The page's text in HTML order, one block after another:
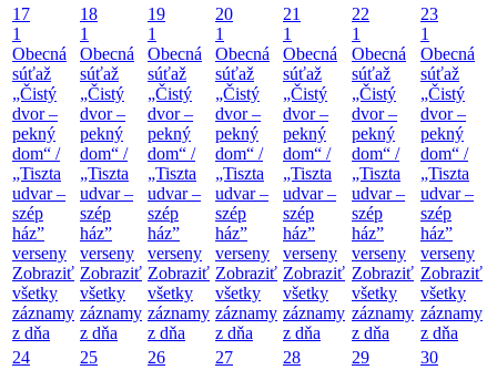
17
1
Obecná
súťaž
„Čistý
dvor –
pekný
dom“ /
„Tiszta
udvar –
szép
ház”
verseny
Zobraziť
všetky
záznamy
z dňa
18
1
Obecná
súťaž
„Čistý
dvor –
pekný
dom“ /
„Tiszta
udvar –
szép
ház”
verseny
Zobraziť
všetky
záznamy
z dňa
19
1
Obecná
súťaž
„Čistý
dvor –
pekný
dom“ /
„Tiszta
udvar –
szép
ház”
verseny
Zobraziť
všetky
záznamy
z dňa
20
1
Obecná
súťaž
„Čistý
dvor –
pekný
dom“ /
„Tiszta
udvar –
szép
ház”
verseny
Zobraziť
všetky
záznamy
z dňa
21
1
Obecná
súťaž
„Čistý
dvor –
pekný
dom“ /
„Tiszta
udvar –
szép
ház”
verseny
Zobraziť
všetky
záznamy
z dňa
22
1
Obecná
súťaž
„Čistý
dvor –
pekný
dom“ /
„Tiszta
udvar –
szép
ház”
verseny
Zobraziť
všetky
záznamy
z dňa
23
1
Obecná
súťaž
„Čistý
dvor –
pekný
dom“ /
„Tiszta
udvar –
szép
ház”
verseny
Zobraziť
všetky
záznamy
z dňa
24
25
26
27
28
29
30